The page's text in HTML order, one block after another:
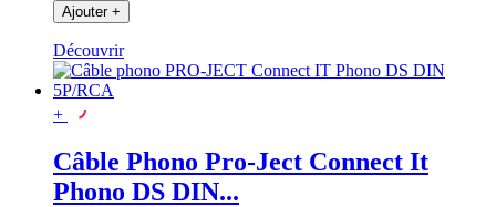
Ajouter +
Découvrir
+
Câble Phono Pro-Ject Connect It
Phono DS DIN...